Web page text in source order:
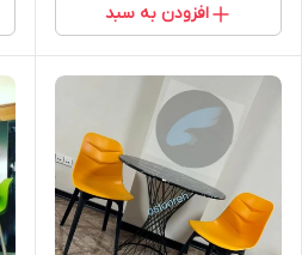
افزودن به سبد